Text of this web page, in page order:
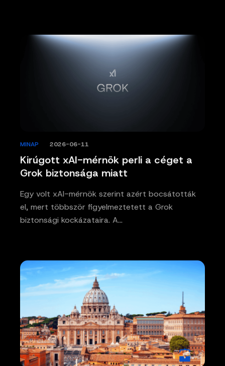
Kirúgott xAI-mérnök perli a céget a
Grok biztonsága miatt
MINAP 2026-06-11
Egy volt xAI-mérnök szerint azért bocsátották
el, mert többször figyelmeztetett a Grok
biztonsági kockázataira. A…